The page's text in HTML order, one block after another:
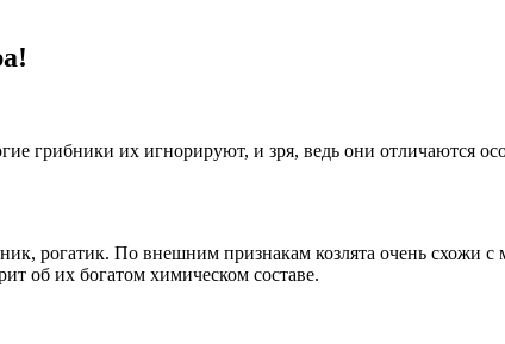
грибники их игнорируют, и зря, ведь они отличаются
рогатик. По внешним признакам козлята очень
об их богатом химическом составе.